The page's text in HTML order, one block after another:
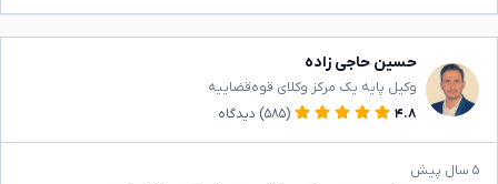
حسین حاجی زاده
وکیل پایه یک مرکز وکلای قوه‌قضاییه
۴.۸
(۵۸۵) دیدگاه
۵ سال پیش